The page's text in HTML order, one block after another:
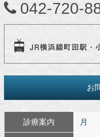
042-720-
お
診療案内 月